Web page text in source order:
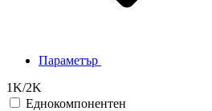
Параметър
1K/2K
Еднокомпонентен